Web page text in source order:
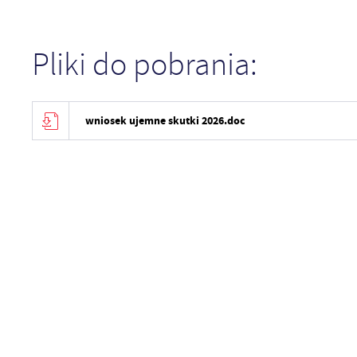
Pliki do pobrania:
wniosek ujemne skutki 2026.doc